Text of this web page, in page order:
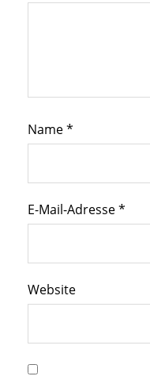
Name*
E-Mail-Adresse*
Website